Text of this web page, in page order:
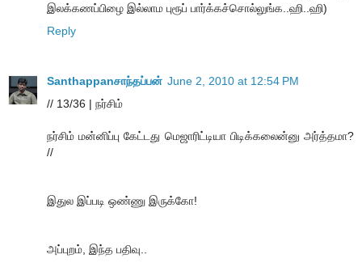
இலக்கணப்பிழை இல்லாம புரூப் பார்க்கச்சொல்லுங்க..ஹி..ஹி)
Reply
Santhappanசாந்தப்பன் June 2, 2010 at 12:54 PM
// 13/36 | நர்சிம்
நர்சிம் மன்னிப்பு கேட்டது மெஜாரிட்டியா பிடிக்கலைன்னு அர்த்தமா?
//
இதுல இப்படி ஒண்ணு இருக்கோ!
அப்புறம், இந்த பதிவு..